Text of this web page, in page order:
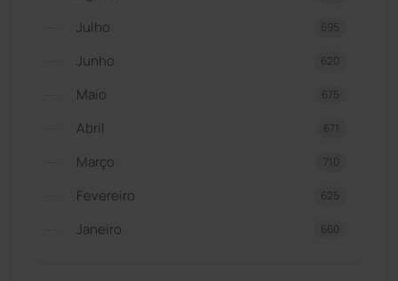
Julho 695
Junho 620
Maio 675
Abril 671
Março 710
Fevereiro 625
Janeiro 660